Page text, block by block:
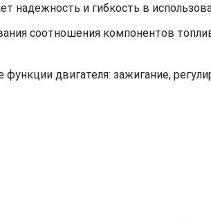
надежность и гибкость в
соотношения компонентов
двигателя: зажигание,